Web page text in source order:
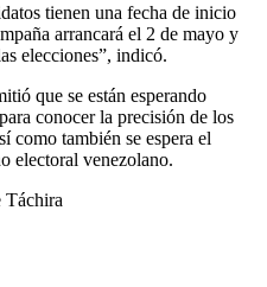
tienen una fecha de inicio
arrancará el 2 de mayo y
elecciones”, indicó.
que se están esperando
conocer la precisión de los
como también se espera el
electoral venezolano.
Táchira